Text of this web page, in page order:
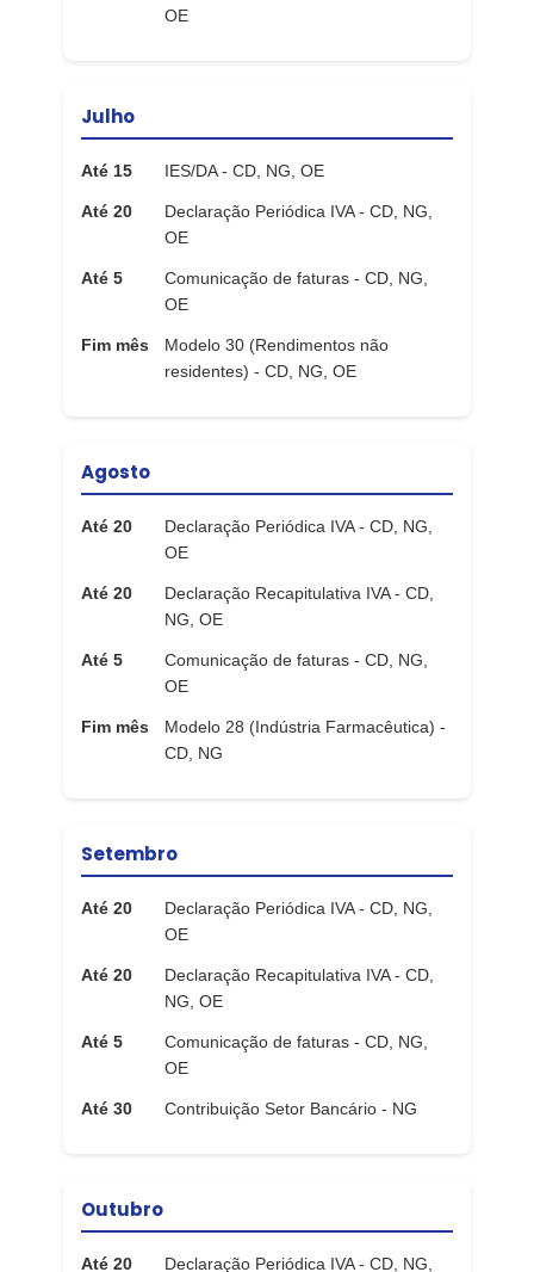
OE
Julho
Até 15 IES/DA - CD, NG, OE
Até 20
Declaração Periódica IVA - CD, NG,
OE
Até 5
Comunicação de faturas - CD, NG,
OE
Fim mês
Modelo 30 (Rendimentos não
residentes) - CD, NG, OE
Agosto
Até 20
Declaração Periódica IVA - CD, NG,
OE
Até 20
Declaração Recapitulativa IVA - CD,
NG, OE
Até 5
Comunicação de faturas - CD, NG,
OE
Fim mês
Modelo 28 (Indústria Farmacêutica) -
CD, NG
Setembro
Até 20
Declaração Periódica IVA - CD, NG,
OE
Até 20
Declaração Recapitulativa IVA - CD,
NG, OE
Até 5
Comunicação de faturas - CD, NG,
OE
Até 30 Contribuição Setor Bancário - NG
Outubro
Até 20
Declaração Periódica IVA - CD, NG,